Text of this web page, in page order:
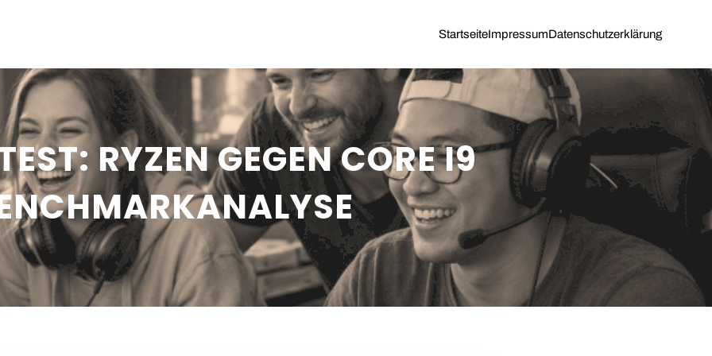
StartseiteImpressumDatenschutzerklärung
RYZEN GEGEN CORE I9